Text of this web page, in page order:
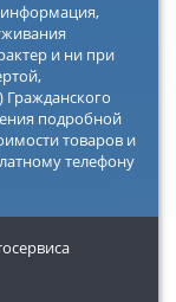
и ни при
подробной
товаров и
телефону